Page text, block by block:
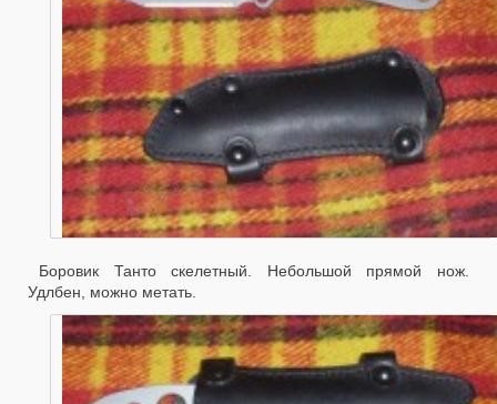
Боровик Танто скелетный. Небольшой прямой нож.
Удлбен, можно метать.